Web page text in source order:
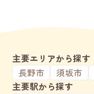
主要エリアから探す
長野市
須坂市
主要駅から探す